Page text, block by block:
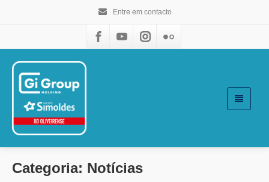
Entre em contacto
Categoria: Notícias